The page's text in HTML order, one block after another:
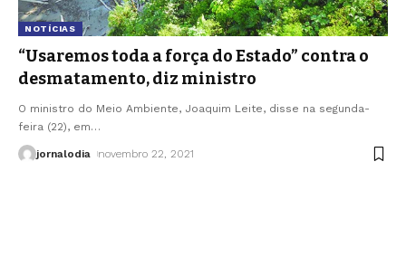
NOTÍCIAS
“Usaremos toda a força do Estado” contra o
desmatamento, diz ministro
O ministro do Meio Ambiente, Joaquim Leite, disse na segunda-
feira (22), em…
jornalodia novembro 22, 2021